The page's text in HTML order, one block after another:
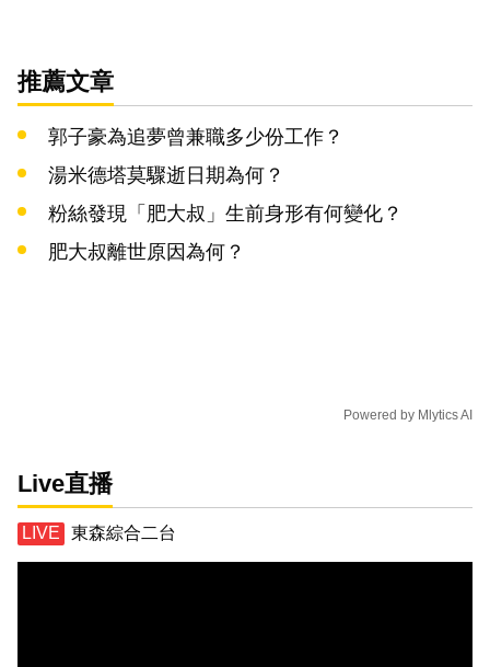
推薦文章
郭子豪為追夢曾兼職多少份工作？
湯米德塔莫驟逝日期為何？
粉絲發現「肥大叔」生前身形有何變化？
肥大叔離世原因為何？
Powered by Mlytics AI
Live直播
東森綜合二台